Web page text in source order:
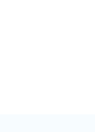
アを開けてから準
までを含めるよ
（違反時は入退室
応させていただき